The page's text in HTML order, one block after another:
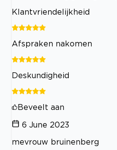
Klantvriendelijkheid
Afspraken nakomen
Deskundigheid
Beveelt aan
6 June 2023
mevrouw bruinenberg